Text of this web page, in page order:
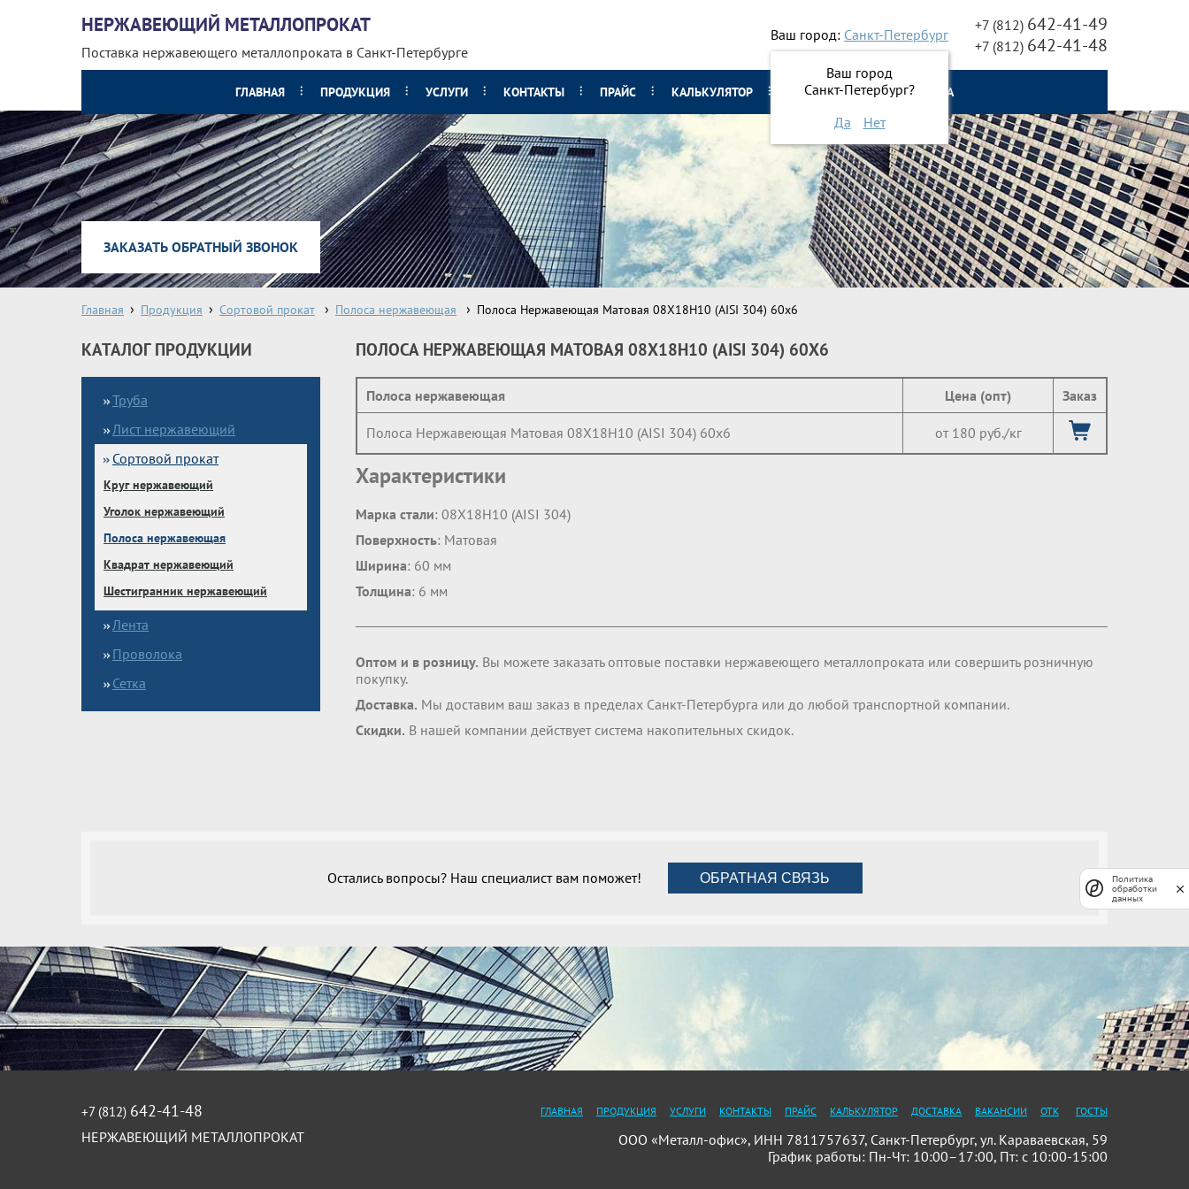
НЕРЖАВЕЮЩИЙ МЕТАЛЛОПРОКАТ
Поставка нержавеющего металлопроката в Санкт-Петербурге
Ваш город: Санкт-Петербург
Ваш город
Санкт-Петербург?
Да
Нет
+7 (812) 642-41-49
+7 (812) 642-41-48
ГЛАВНАЯ ПРОДУКЦИЯ УСЛУГИ КОНТАКТЫ ПРАЙС КАЛЬКУЛЯТОР О НАС ОНЛАЙН ЗАЯВКА
ЗАКАЗАТЬ ОБРАТНЫЙ ЗВОНОК
Главная Продукция Сортовой прокат Полоса нержавеющая Полоса Нержавеющая Матовая 08Х18Н10 (AISI 304) 60х6
КАТАЛОГ ПРОДУКЦИИ
Труба
Лист нержавеющий
Сортовой прокат
Круг нержавеющий
Уголок нержавеющий
Полоса нержавеющая
Квадрат нержавеющий
Шестигранник нержавеющий
Лента
Проволока
Сетка
ПОЛОСА НЕРЖАВЕЮЩАЯ МАТОВАЯ 08Х18Н10 (AISI 304) 60Х6
Полоса нержавеющая Цена (опт) Заказ
Полоса Нержавеющая Матовая 08Х18Н10 (AISI 304) 60х6 от 180 руб./кг
Характеристики
Марка стали: 08Х18Н10 (AISI 304)
Поверхность: Матовая
Ширина: 60 мм
Толщина: 6 мм
Оптом и в розницу. Вы можете заказать оптовые поставки нержавеющего металлопроката или совершить розничную
покупку.
Доставка. Мы доставим ваш заказ в пределах Санкт-Петербурга или до любой транспортной компании.
Скидки. В нашей компании действует система накопительных скидок.
Остались вопросы? Наш специалист вам поможет! ОБРАТНАЯ СВЯЗЬ
+7 (812) 642-41-48
НЕРЖАВЕЮЩИЙ МЕТАЛЛОПРОКАТ
ГЛАВНАЯ ПРОДУКЦИЯ УСЛУГИ КОНТАКТЫ ПРАЙС КАЛЬКУЛЯТОР ДОСТАВКА ВАКАНСИИ ОТК ГОСТЫ
ООО «Металл-офис», ИНН 7811757637, Санкт-Петербург, ул. Караваевская, 59
График работы: Пн-Чт: 10:00–17:00, Пт: с 10:00-15:00
Политика
обработки
данных